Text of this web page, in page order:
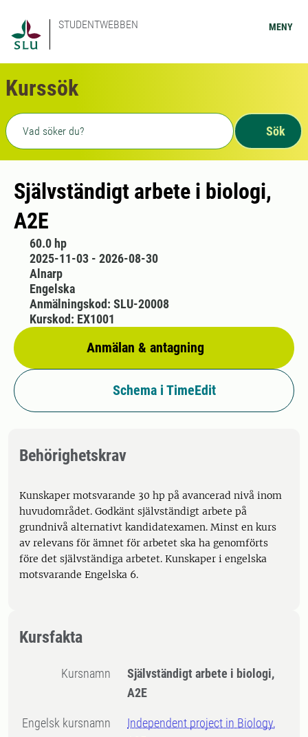
STUDENTWEBBEN MENY
Kurssök
Fritext sökning
Sök
Självständigt arbete i biologi,
A2E
60.0 hp
2025-11-03 - 2026-08-30
Alnarp
Engelska
Anmälan & antagning
Anmälningskod: SLU-20008
Kurskod: EX1001
Schema i TimeEdit
Behörighetskrav
Kunskaper motsvarande 30 hp på avancerad nivå inom
huvudområdet. Godkänt självständigt arbete på
grundnivå alternativt kandidatexamen. Minst en kurs
av relevans för ämnet för arbetet ska ha genomförts
före det självständiga arbetet. Kunskaper i engelska
motsvarande Engelska 6.
Kursfakta
Kursnamn
Självständigt arbete i biologi,
A2E
Engelsk kursnamn
Independent project in Biology,